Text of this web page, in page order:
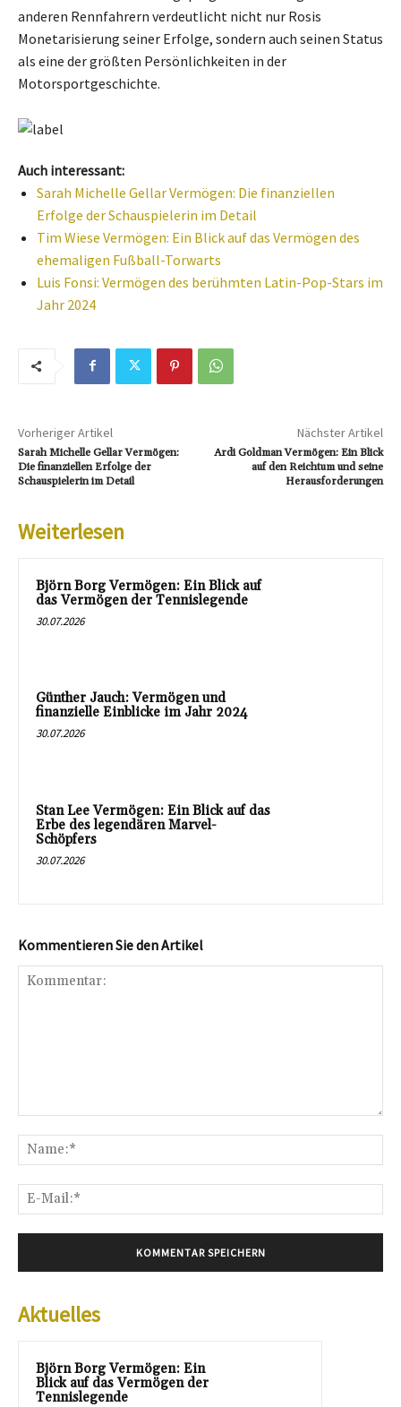
anderen Rennfahrern verdeutlicht nicht nur Rosis
Monetarisierung seiner Erfolge, sondern auch seinen Status
als eine der größten Persönlichkeiten in der
Motorsportgeschichte.
Auch interessant:
Sarah Michelle Gellar Vermögen: Die finanziellen
Erfolge der Schauspielerin im Detail
Tim Wiese Vermögen: Ein Blick auf das Vermögen des
ehemaligen Fußball-Torwarts
Luis Fonsi: Vermögen des berühmten Latin-Pop-Stars im
Jahr 2024
Vorheriger Artikel
Sarah Michelle Gellar Vermögen:
Die finanziellen Erfolge der
Schauspielerin im Detail
Nächster Artikel
Ardi Goldman Vermögen: Ein Blick
auf den Reichtum und seine
Herausforderungen
Weiterlesen
Björn Borg Vermögen: Ein Blick auf
das Vermögen der Tennislegende
30.07.2026
Günther Jauch: Vermögen und
finanzielle Einblicke im Jahr 2024
30.07.2026
Stan Lee Vermögen: Ein Blick auf das
Erbe des legendären Marvel-
Schöpfers
30.07.2026
Kommentieren Sie den Artikel
Aktuelles
Björn Borg Vermögen: Ein
Blick auf das Vermögen der
Tennislegende